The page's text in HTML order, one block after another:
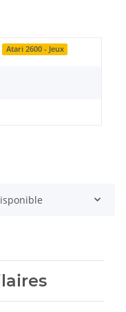
Atari 2600 - Jeux